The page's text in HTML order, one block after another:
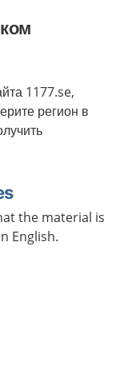
1177.se,
регион в
the material is
English.